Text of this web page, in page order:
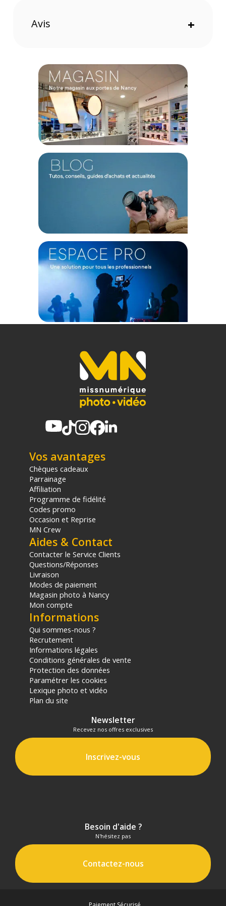
Une marque durable
Caractéristiques du filtre photo Urth filtre ND1000 10
stops (Plus+) 67 mm :
GÉNÉRAL
Taille du filtre : 67 mm
Matériaux : Verre allemand B270 SCHOTT
CONTENU DU CARTON
1 x Urth filtre ND1000 10 stops (Plus+) 67 mm
1 x Lingette de nettoyage
1 x Boitier de protection
Code EAN Urth filtre ND1000 10 Stop (Plus+) 67mm - Filtre
photo - Achat et prix :
9354842005527
Garantie 2 ans
(1) Nombre de points Fidélité estimés, hors remises au panier, basé
sur le prix TTC en €, les points seront effectivement calculés dans le
Avis +
Vos avantages
Chèques cadeaux
Parrainage
Affiliation
Programme de fidélité
Codes promo
Occasion et Reprise
MN Crew
Aides & Contact
Contacter le Service Clients
Questions/Réponses
Livraison
Modes de paiement
Magasin photo à Nancy
Mon compte
Informations
Qui sommes-nous ?
Recrutement
Informations légales
Conditions générales de vente
Protection des données
Paramétrer les cookies
Lexique photo et vidéo
Plan du site
Newsletter
Recevez nos offres exclusives
Inscrivez-vous
Besoin d'aide ?
N'hésitez pas
Contactez-nous